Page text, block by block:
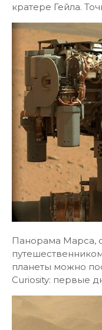
кратере Гейла.
Панорама Марса,
планеты можно
Curiosity: первые